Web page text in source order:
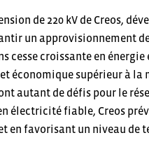
de 220 kV de Creos,
un approvisionnement
cesse croissante en
économique supérieur à la
autant de défis pour le
électricité fiable, Creos
favorisant un niveau de